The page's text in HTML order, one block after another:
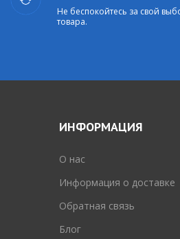
Не беспокойтесь за свой
товара.
ИНФОРМАЦИЯ
O нас
Информация о доставке
Обратная связь
Блог